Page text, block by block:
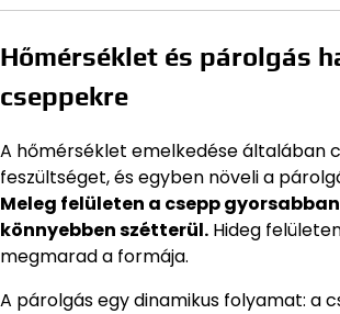
Hőmérséklet és párolgás
cseppekre
A hőmérséklet emelkedése általában
feszültséget, és egyben növeli a
Meleg felületen a csepp
könnyebben szétterül. Hideg
megmarad a formája.
A párolgás egy dinamikus folyamat: a